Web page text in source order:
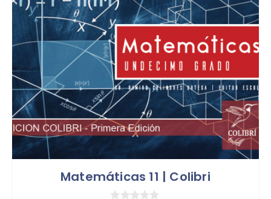
Matemáticas 11 | Colibri